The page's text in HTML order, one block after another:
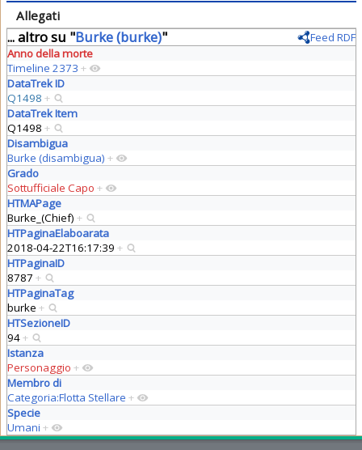
Allegati
... altro su "Burke (burke)"
Feed RDF
Anno della morte
Timeline 2373 +
DataTrek ID
Q1498 +
DataTrek Item
Q1498 +
Disambigua
Burke (disambigua) +
Grado
Sottufficiale Capo +
HTMAPage
Burke_(Chief) +
HTPaginaElaboarata
2018-04-22T16:17:39 +
HTPaginaID
8787 +
HTPaginaTag
burke +
HTSezioneID
94+
Istanza
Personaggio +
Membro di
Categoria:Flotta Stellare +
Specie
Umani +